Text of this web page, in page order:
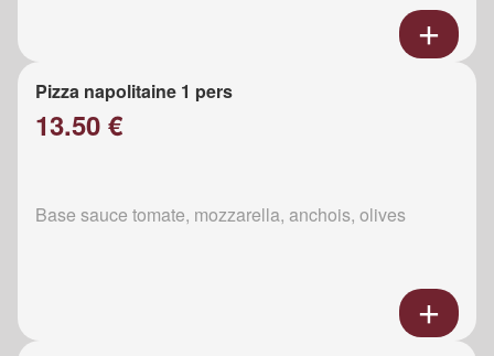
Pizza napolitaine 1 pers
13.50 €
Base sauce tomate, mozzarella, anchois, olives